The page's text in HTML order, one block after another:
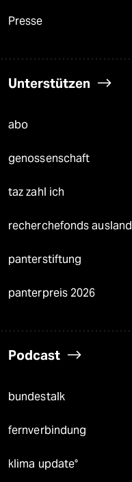
Presse
Unterstützen
abo
genossenschaft
taz zahl ich
recherchefonds ausland
panterstiftung
panterpreis 2026
Podcast
bundestalk
fernverbindung
klima update°